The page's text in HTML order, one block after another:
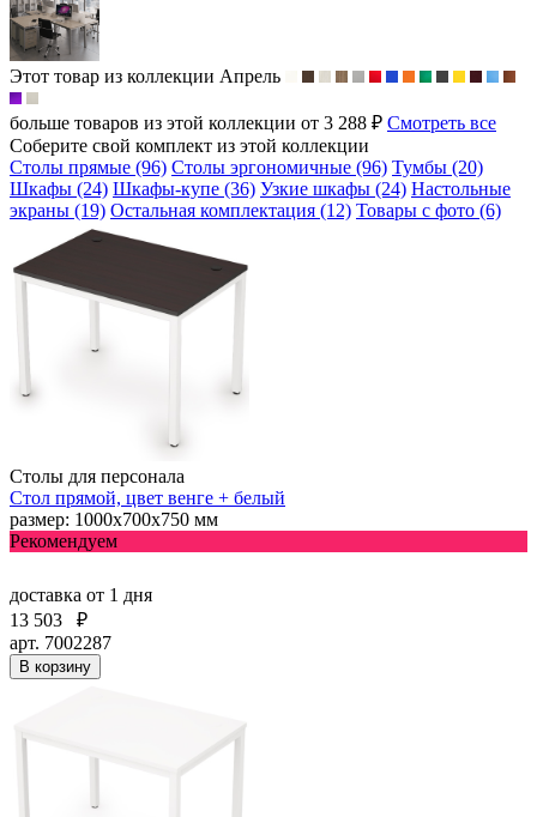
Этот товар из коллекции Апрель
больше товаров из этой коллекции от 3 288 ₽ Смотреть все
Соберите свой комплект из этой коллекции
Столы прямые (96) Столы эргономичные (96) Тумбы (20)
Шкафы (24) Шкафы-купе (36) Узкие шкафы (24) Настольные
экраны (19) Остальная комплектация (12) Товары с фото (6)
Столы для персонала
Стол прямой, цвет венге + белый
размер: 1000х700х750 мм
Рекомендуем
доставка от 1 дня
13 503
₽
арт. 7002287
В корзину